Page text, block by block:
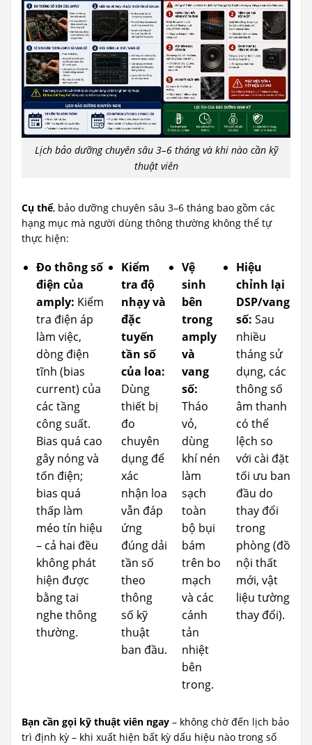
Lịch bảo dưỡng chuyên sâu 3–6 tháng và khi nào cần kỹ
thuật viên
Cụ thể, bảo dưỡng chuyên sâu 3–6 tháng bao gồm các
hạng mục mà người dùng thông thường không thể tự
thực hiện:
Đo thông số
điện của
amply: Kiểm
tra điện áp
làm việc,
dòng điện
tĩnh (bias
current) của
các tầng
công suất.
Bias quá cao
gây nóng và
tốn điện;
bias quá
thấp làm
méo tín hiệu
– cả hai đều
không phát
hiện được
bằng tai
nghe thông
thường.
Kiểm
tra độ
nhạy và
đặc
tuyến
tần số
của loa:
Dùng
thiết bị
đo
chuyên
dụng để
xác
nhận loa
vẫn đáp
ứng
đúng dải
tần số
theo
thông
số kỹ
thuật
ban đầu.
Vệ
sinh
bên
trong
amply
và
vang
số:
Tháo
vỏ,
dùng
khí nén
làm
sạch
toàn
bộ bụi
bám
trên bo
mạch
và các
cánh
tản
nhiệt
bên
trong.
Hiệu
chỉnh lại
DSP/vang
số: Sau
nhiều
tháng sử
dụng, các
thông số
âm thanh
có thể
lệch so
với cài đặt
tối ưu ban
đầu do
thay đổi
trong
phòng (đồ
nội thất
mới, vật
liệu tường
thay đổi).
Bạn cần gọi kỹ thuật viên ngay – không chờ đến lịch bảo
trì định kỳ – khi xuất hiện bất kỳ dấu hiệu nào trong số